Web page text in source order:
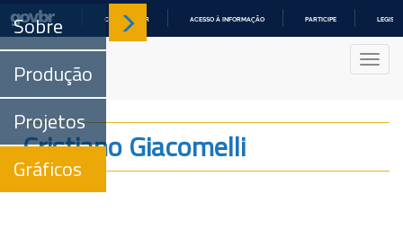
COMUNICA BR ACESSO À INFORMAÇÃO PARTICIPE
Sobre
Produção
Projetos
Gráficos
Cristiano Giacomelli